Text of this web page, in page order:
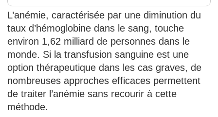
L’anémie, caractérisée par une diminution du
taux d’hémoglobine dans le sang, touche
environ 1,62 milliard de personnes dans le
monde. Si la transfusion sanguine est une
option thérapeutique dans les cas graves, de
nombreuses approches efficaces permettent
de traiter l’anémie sans recourir à cette
méthode.